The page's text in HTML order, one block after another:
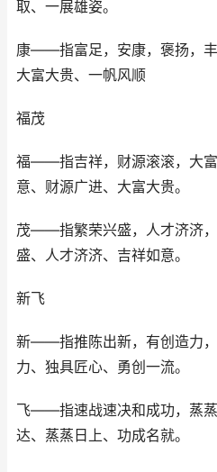
取、一展雄姿。
康——指富足，安康，褒扬，丰
大富大贵、一帆风顺
福茂
福——指吉祥，财源滚滚，大
意、财源广进、大富大贵。
茂——指繁荣兴盛，人才济济
盛、人才济济、吉祥如意。
新飞
新——指推陈出新，有创造力
力、独具匠心、勇创一流。
飞——指速战速决和成功，蒸
达、蒸蒸日上、功成名就。